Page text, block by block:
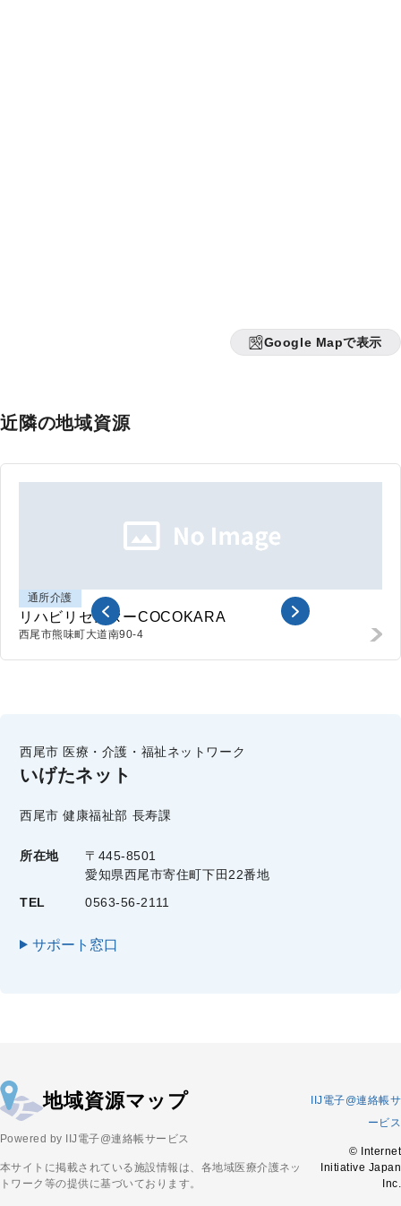
Google Mapで表示
近隣の地域資源
通所介護
リハビリセンターCOCOKARA
西尾市熊味町大道南90-4
西尾市 医療・介護・福祉ネットワーク
いげたネット
西尾市 健康福祉部 長寿課
所在地
〒445-8501
愛知県西尾市寄住町下田22番地
TEL
0563-56-2111
サポート窓口
地域資源マップ
Powered by IIJ電子@連絡帳サービス
本サイトに掲載されている施設情報は、各地域医療介護ネッ
トワーク等の提供に基づいております。
IIJ電子@連絡帳サ
ービス
© Internet
Initiative Japan
Inc.